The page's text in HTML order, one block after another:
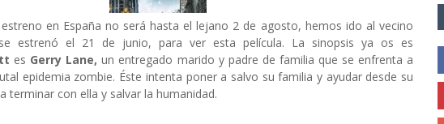
en España no será hasta el lejano 2 de agosto, hemos ido al vecino
estrenó el 21 de junio, para ver esta película. La sinopsis ya os es
es Gerry Lane, un entregado marido y padre de familia que se enfrenta a
epidemia zombie. Éste intenta poner a salvo su familia y ayudar desde su
a terminar con ella y salvar la humanidad.